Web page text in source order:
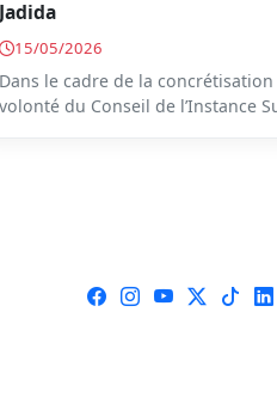
Jadida
15/05/2026
Dans le cadre de la concrétisation
volonté du Conseil de l’Instance